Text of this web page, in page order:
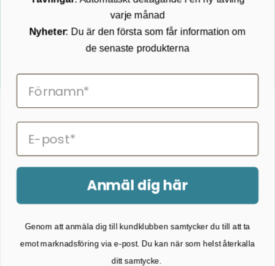
Köpvillkor
Cookies
Prenumerera på vårt nyhetsbrev
Följ oss på Facebook
Organisationsnummer: DK43080725
varje månad
Nyheter: Du är den första som får information om
de senaste produkterna
Anmäl dig här
Genom att anmäla dig till kundklubben samtycker du till att ta
emot marknadsföring via e-post. Du kan när som helst återkalla
ditt samtycke.